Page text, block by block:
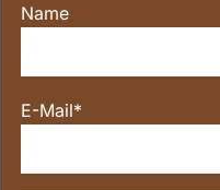
Name
E-Mail*